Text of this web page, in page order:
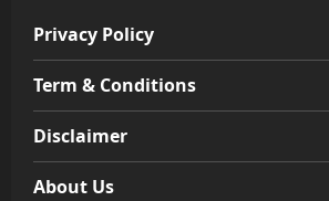
Privacy Policy
Term & Conditions
Disclaimer
About Us